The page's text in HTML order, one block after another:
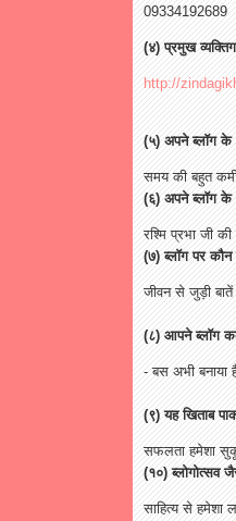
09334192689
(४) प्रमुख
http://
(५) अपने ब्लॉग के
समय की बहुत
(६) अपने ब्लॉग के
रश्मि प्रभा जी की
(७) ब्लॉग पर
जीवन से जुड़ी बातें
(८) आपने ब्लॉग
- बस अभी बनाया
(९) यह खिताब
सफलता हमेशा
(१०) ब्लोगोत्सव
साहित्य से हमेशा